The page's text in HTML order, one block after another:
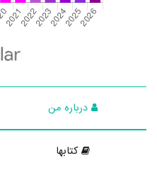
درباره من
کتابها